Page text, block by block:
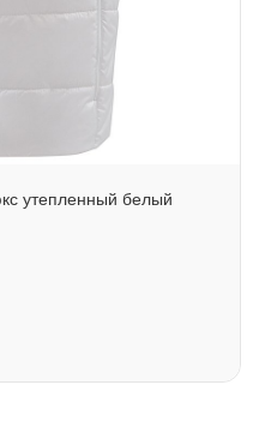
утепленный белый